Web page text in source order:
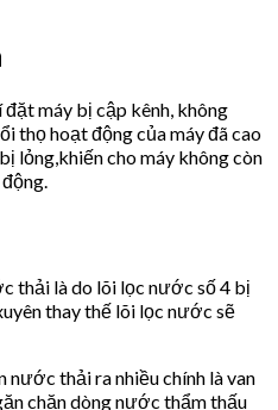
máy bị cập kênh, không
thọ hoạt động của máy đã cao
lỏng,khiến cho máy không còn
thải là do lõi lọc nước số 4 bị
thay thế lõi lọc nước sẽ
nước thải ra nhiều chính là van
chặn dòng nước thẩm thấu